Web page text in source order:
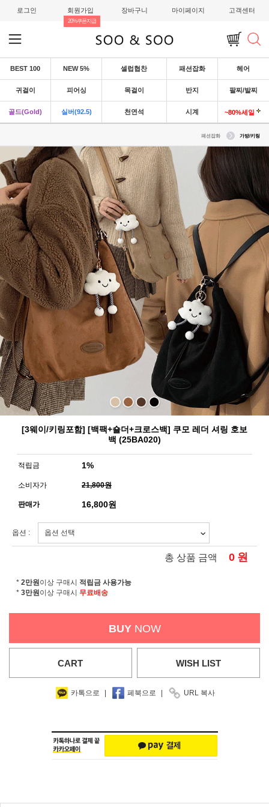
로그인 회원가입
20%쿠폰지급
장바구니 마이페이지 고객센터
BEST 100 NEW 5% 셀럽협찬 패션잡화 헤어
귀걸이 피어싱 목걸이 반지 팔찌/발찌
골드(Gold) 실버(92.5) 천연석 시계 ~80%세일
패션잡화 가방/키링
[3웨이/키링포함] [백팩+숄더+크로스백] 쿠모 레더 셔링 호보
백 (25BA020)
적립금 1%
소비자가 21,800원
판매가 16,800원
옵션 :
총 상품 금액 0 원
* 2만원이상 구매시 적립금 사용가능
* 3만원이상 구매시 무료배송
BUYNOW
CART WISH LIST
카톡으로 페북으로 URL 복사